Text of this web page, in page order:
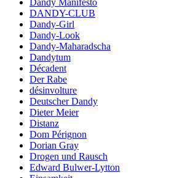
Dandy Manifesto
DANDY-CLUB
Dandy-Girl
Dandy-Look
Dandy-Maharadscha
Dandytum
Décadent
Der Rabe
désinvolture
Deutscher Dandy
Dieter Meier
Distanz
Dom Pérignon
Dorian Gray
Drogen und Rausch
Edward Bulwer-Lytton